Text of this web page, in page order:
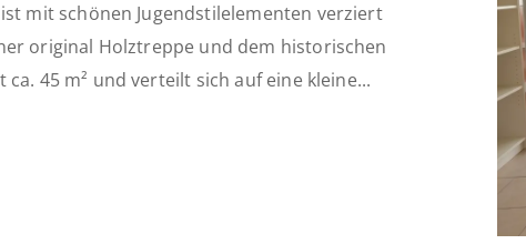
ist mit schönen Jugendstilelementen verziert
original Holztreppe und dem historischen
45 m² und verteilt sich auf eine kleine...